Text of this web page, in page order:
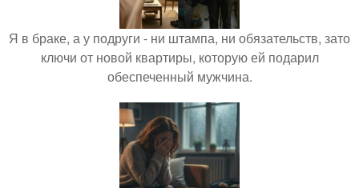
Я в браке, а у подруги - ни штампа, ни обязательств, зато
ключи от новой квартиры, которую ей подарил
обеспеченный мужчина.